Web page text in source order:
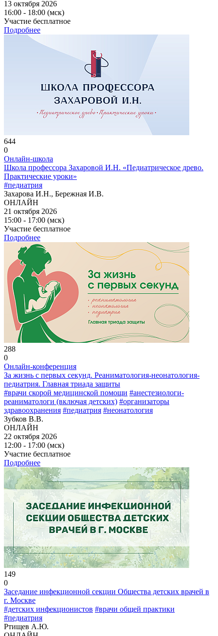
13 октября 2026
16:00 - 18:00 (мск)
Участие бесплатное
Подробнее
644
0
Онлайн-школа
Школа профессора Захаровой И.Н. «Педиатрическое древо.
Практические уроки»
#педиатрия
Захарова И.Н., Бережная И.В.
ОНЛАЙН
21 октября 2026
15:00 - 17:00 (мск)
Участие бесплатное
Подробнее
288
0
Онлайн-конференция
За жизнь с первых секунд. Реаниматология-неонатология-
педиатрия. Главная триада защиты
#врачи скорой медицинской помощи #анестезиологи-
реаниматологи (включая детских) #организаторы
здравоохранения #педиатрия #неонатология
Зубков В.В.
ОНЛАЙН
22 октября 2026
12:00 - 17:00 (мск)
Участие бесплатное
Подробнее
149
0
Заседание инфекционной секции Общества детских врачей в
г. Москве
#детских инфекционистов #врачи общей практики
#педиатрия
Ртищев А.Ю.